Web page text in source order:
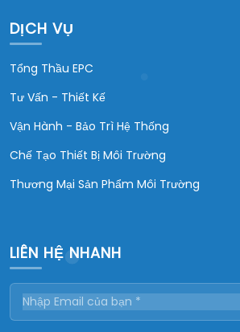
DỊCH VỤ
Tổng Thầu EPC
Tư Vấn - Thiết Kế
Vận Hành - Bảo Trì Hệ Thống
Chế Tạo Thiết Bị Môi Trường
Thương Mại Sản Phẩm Môi Trường
LIÊN HỆ NHANH